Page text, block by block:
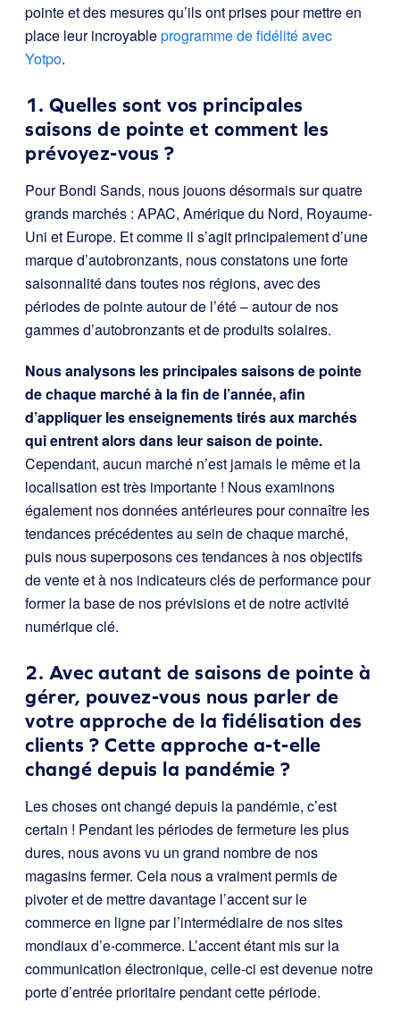
pointe et des mesures qu’ils ont prises pour mettre en
place leur incroyableprogramme de fidélité avec
Yotpo.
1. Quelles sont vos principales
saisons de pointe et comment les
prévoyez-vous ?
Pour Bondi Sands, nous jouons désormais sur quatre
grands marchés : APAC, Amérique du Nord, Royaume-
Uni et Europe. Et comme il s’agit principalement d’une
marque d’autobronzants, nous constatons une forte
saisonnalité dans toutes nos régions, avec des
périodes de pointe autour de l’été – autour de nos
gammes d’autobronzants et de produits solaires.
Nous analysons les principales saisons de pointe
de chaque marché à la fin de l’année, afin
d’appliquer les enseignements tirés aux marchés
qui entrent alors dans leur saison de pointe.
Cependant, aucun marché n’est jamais le même et la
localisation est très importante ! Nous examinons
également nos données antérieures pour connaître les
tendances précédentes au sein de chaque marché,
puis nous superposons ces tendances à nos objectifs
de vente et à nos indicateurs clés de performance pour
former la base de nos prévisions et de notre activité
numérique clé.
2. Avec autant de saisons de pointe à
gérer, pouvez-vous nous parler de
votre approche de la fidélisation des
clients ? Cette approche a-t-elle
changé depuis la pandémie ?
Les choses ont changé depuis la pandémie, c’est
certain ! Pendant les périodes de fermeture les plus
dures, nous avons vu un grand nombre de nos
magasins fermer. Cela nous a vraiment permis de
pivoter et de mettre davantage l’accent sur le
commerce en ligne par l’intermédiaire de nos sites
mondiaux d’e-commerce. L’accent étant mis sur la
communication électronique, celle-ci est devenue notre
porte d’entrée prioritaire pendant cette période.